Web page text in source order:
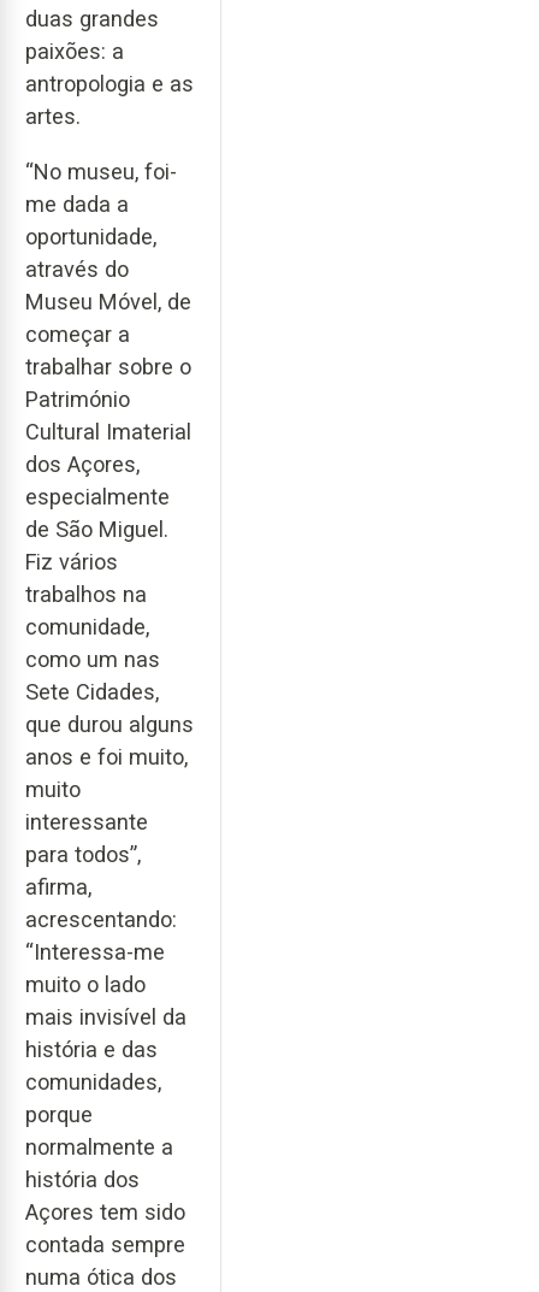
duas grandes
paixões: a
antropologia e as
artes.
“No museu, foi-
me dada a
oportunidade,
através do
Museu Móvel, de
começar a
trabalhar sobre o
Património
Cultural Imaterial
dos Açores,
especialmente
de São Miguel.
Fiz vários
trabalhos na
comunidade,
como um nas
Sete Cidades,
que durou alguns
anos e foi muito,
muito
interessante
para todos”,
afirma,
acrescentando:
“Interessa-me
muito o lado
mais invisível da
história e das
comunidades,
porque
normalmente a
história dos
Açores tem sido
contada sempre
numa ótica dos